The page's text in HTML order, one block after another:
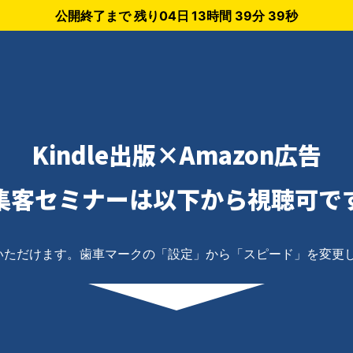
公開終了まで 残り04日 13時間 39分 39秒
Kindle出版×Amazon広告
客セミナーは以下から視聴可で
だけます。歯車マークの「設定」から「スピード」を変更